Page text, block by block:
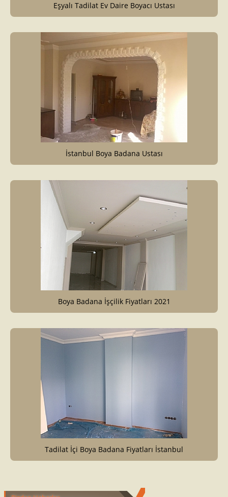
Eşyalı Tadilat Ev Daire Boyacı Ustası
İstanbul Boya Badana Ustası
Boya Badana İşçilik Fiyatları 2021
Tadilat İçi Boya Badana Fiyatları İstanbul